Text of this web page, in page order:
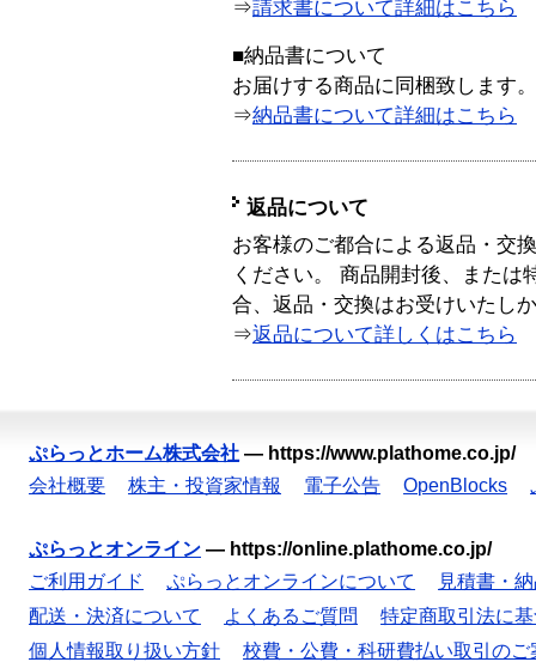
⇒請求書について詳細はこちら
■納品書について
お届けする商品に同梱致します。
⇒納品書について詳細はこちら
返品について
お客様のご都合による返品・交
ください。 商品開封後、または
合、返品・交換はお受けいたし
⇒返品について詳しくはこちら
ぷらっとホーム株式会社 — https://www.plathome.co.jp/
会社概要
株主・投資家情報 電子公告 OpenBlocks
ぷらっとオンライン — https://online.plathome.co.jp/
ご利用ガイド
ぷらっとオンラインについて
見積書・
配送・決済について
よくあるご質問
特定商取引法に
個人情報取り扱い方針
校費・公費・科研費払い取引のご